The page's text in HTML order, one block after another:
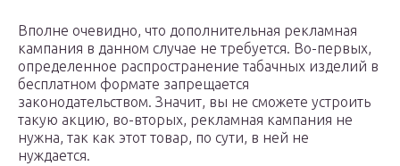
Вполне очевидно, что дополнительная рекламная
кампания в данном случае не требуется. Во-первых,
определенное распространение табачных изделий в
бесплатном формате запрещается
законодательством. Значит, вы не сможете устроить
такую акцию, во-вторых, рекламная кампания не
нужна, так как этот товар, по сути, в ней не
нуждается.